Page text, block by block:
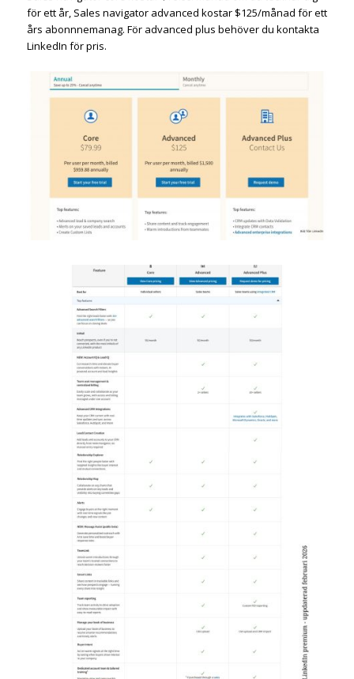
för ett år, Sales navigator advanced kostar $125/månad för ett
års abonnnemanag. För advanced plus behöver du kontakta
LinkedIn för pris.